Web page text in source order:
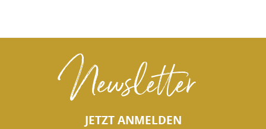
Newsletter
JETZT ANMELDEN